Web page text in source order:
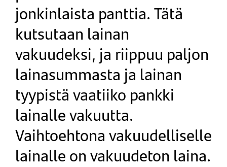
jonkinlaista panttia. Tätä
kutsutaan lainan
vakuudeksi, ja riippuu paljon
lainasummasta ja lainan
tyypistä vaatiiko pankki
lainalle vakuutta.
Vaihtoehtona vakuudelliselle
lainalle on vakuudeton laina.